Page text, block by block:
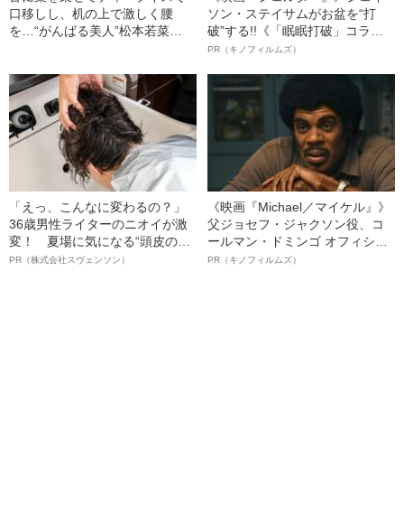
口移しし、机の上で激しく腰
を…“がんばる美人”松本若菜
ソン・ステイサムがお盆を“打
破”する!!《「眠眠打破」コラ
ボ》
PR（キノフィルムズ）
「えっ、こんなに変わるの？」
36歳男性ライターのニオイが激
変！ 夏場に気になる“頭皮のニ
オイ”や“ベタつき”を解消す
PR（株式会社スヴェンソン）
《映画『Michael／マイケル』》
父ジョセフ・ジャクソン役、コ
ールマン・ドミンゴ オフィシャ
ルインタビュー“観客を魅了した
PR（キノフィルムズ）